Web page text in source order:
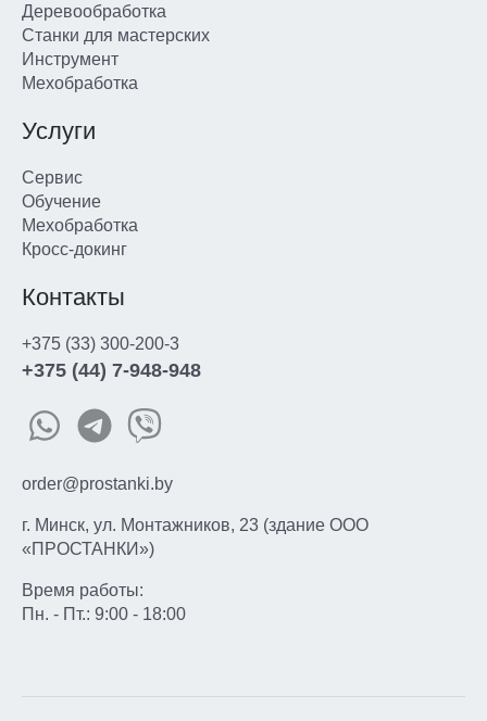
Деревообработка
Станки для мастерских
Инструмент
Мехобработка
Услуги
Сервис
Обучение
Мехобработка
Кросс-докинг
Контакты
+375 (33) 300-200-3
+375 (44) 7-948-948
order@prostanki.by
г. Минск, ул. Монтажников, 23 (здание ООО
«ПРОСТАНКИ»)
Время работы:
Пн. - Пт.: 9:00 - 18:00